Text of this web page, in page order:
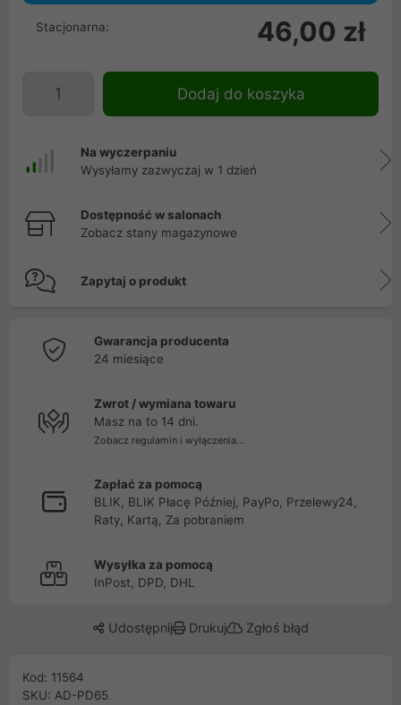
Stacjonarna: 46,00 zł
Dodaj do koszyka
Na wyczerpaniu
Wysyłamy zazwyczaj w 1 dzień
Dostępność w salonach
Zobacz stany magazynowe
Zapytaj o produkt
Gwarancja producenta
24 miesiące
Zwrot / wymiana towaru
Masz na to 14 dni.
Zobacz regulamin i wyłączenia...
Zapłać za pomocą
BLIK, BLIK Płacę Później, PayPo, Przelewy24,
Raty, Kartą, Za pobraniem
Wysyłka za pomocą
InPost, DPD, DHL
Udostępnij Drukuj Zgłoś błąd
Kod: 11564
SKU: AD-PD65